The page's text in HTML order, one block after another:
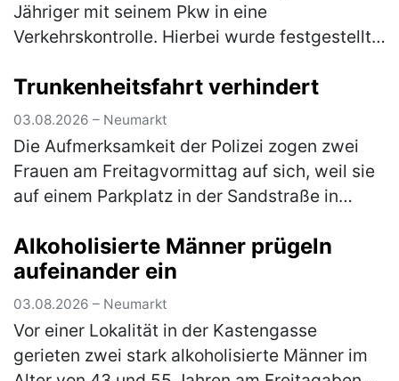
Jähriger mit seinem Pkw in eine
Verkehrskontrolle. Hierbei wurde festgestellt,
vorgenommen hatte, die zum Erlöschen d…
(mehr)
Trunkenheitsfahrt verhindert
03.08.2026 – Neumarkt
Die Aufmerksamkeit der Polizei zogen zwei
Frauen am Freitagvormittag auf sich, weil sie
auf einem Parkplatz in der Sandstraße in
Beamten bemerkten schnell, …(mehr)
Alkoholisierte Männer prügeln
aufeinander ein
03.08.2026 – Neumarkt
Vor einer Lokalität in der Kastengasse
gerieten zwei stark alkoholisierte Männer im